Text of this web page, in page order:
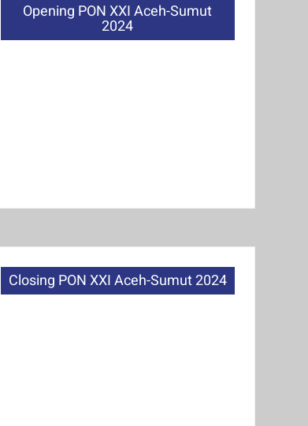
Opening PON XXI Aceh-Sumut
2024
Closing PON XXI Aceh-Sumut 2024